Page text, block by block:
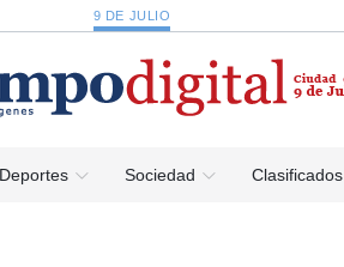
9 DE JULIO
Deportes Sociedad Clasificados